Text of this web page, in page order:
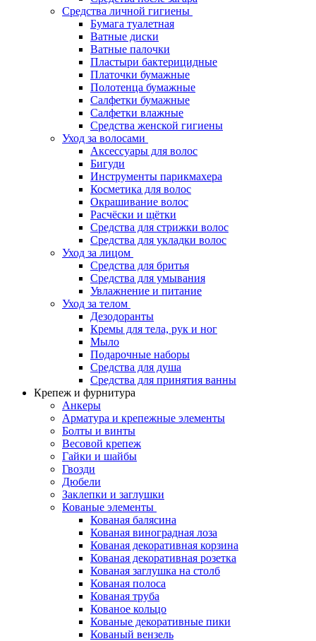
Средства личной гигиены
Бумага туалетная
Ватные диски
Ватные палочки
Пластыри бактерицидные
Платочки бумажные
Полотенца бумажные
Салфетки бумажные
Салфетки влажные
Средства женской гигиены
Уход за волосами
Аксессуары для волос
Бигуди
Инструменты парикмахера
Косметика для волос
Окрашивание волос
Расчёски и щётки
Средства для стрижки волос
Средства для укладки волос
Уход за лицом
Средства для бритья
Средства для умывания
Увлажнение и питание
Уход за телом
Дезодоранты
Кремы для тела, рук и ног
Мыло
Подарочные наборы
Средства для душа
Средства для принятия ванны
Крепеж и фурнитура
Анкеры
Арматура и крепежные элементы
Болты и винты
Весовой крепеж
Гайки и шайбы
Гвозди
Дюбели
Заклепки и заглушки
Кованые элементы
Кованая балясина
Кованая виноградная лоза
Кованая декоративная корзина
Кованая декоративная розетка
Кованая заглушка на столб
Кованая полоса
Кованая труба
Кованое кольцо
Кованые декоративные пики
Кованый вензель